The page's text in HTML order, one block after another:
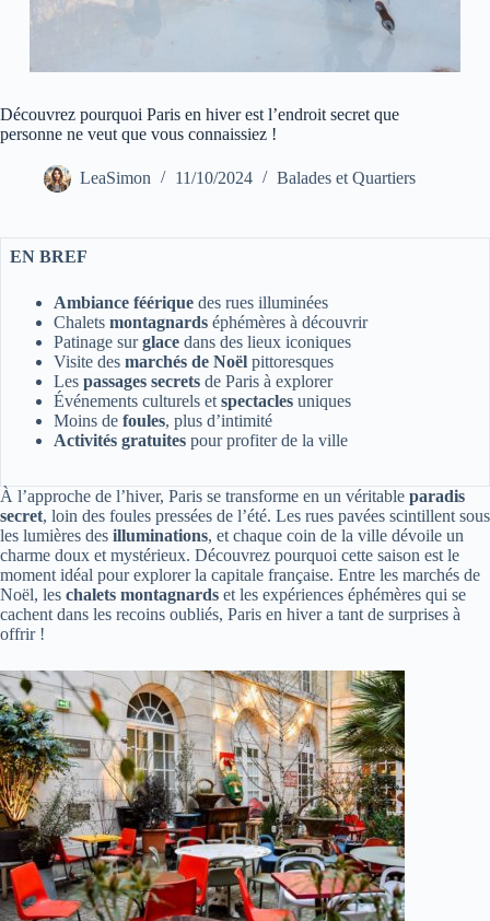
Découvrez pourquoi Paris en hiver est l’endroit secret que
personne ne veut que vous connaissiez !
LeaSimon 11/10/2024 Balades et Quartiers
EN BREF
Ambiance féérique des rues illuminées
Chalets montagnards éphémères à découvrir
Patinage surglace dans des lieux iconiques
Visite des marchés de Noël pittoresques
Les passages secrets de Paris à explorer
Événements culturels et spectacles uniques
Moins de foules, plus d’intimité
Activités gratuites pour profiter de la ville
À l’approche de l’hiver, Paris se transforme en un véritable paradis
secret, loin des foules pressées de l’été. Les rues pavées scintillent sous
les lumières des illuminations, et chaque coin de la ville dévoile un
charme doux et mystérieux. Découvrez pourquoi cette saison est le
moment idéal pour explorer la capitale française. Entre les marchés de
Noël, les chalets montagnards et les expériences éphémères qui se
cachent dans les recoins oubliés, Paris en hiver a tant de surprises à
offrir !